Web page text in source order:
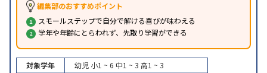
編集部のおすすめポイント
スモールステップで自分で解ける喜びが味わえる
学年や年齢にとらわれず、先取り学習ができる
対象学年 幼児 小1 ~ 6 中1 ~ 3 高1 ~ 3